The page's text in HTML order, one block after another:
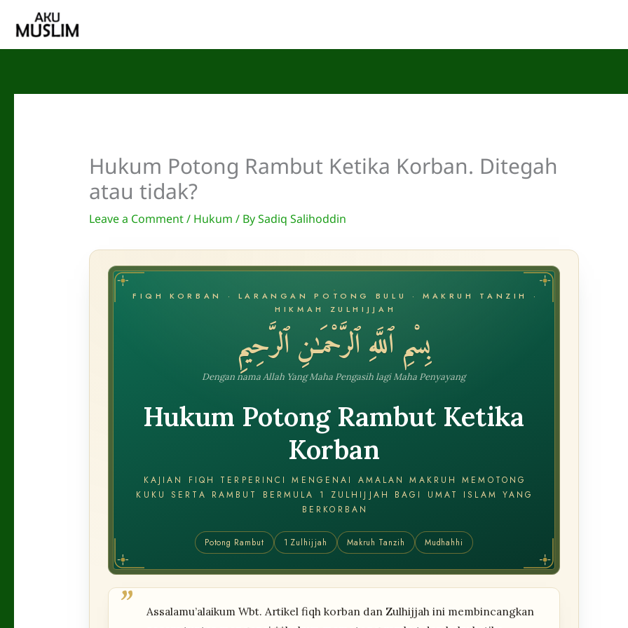
content
Hukum Potong Rambut Ketika Korban. Ditegah
atau tidak?
Leave a Comment/ Hukum / BySadiq Salihoddin
FIQH KORBAN · LARANGAN POTONG BULU · MAKRUH TANZIH ·
HIKMAH ZULHIJJAH
بِسْمِ ٱللَّهِ ٱلرَّحْمَـٰنِ ٱلرَّحِيمِ
Dengan nama Allah Yang Maha Pengasih lagi Maha Penyayang
Hukum Potong Rambut Ketika
Korban
KAJIAN FIQH TERPERINCI MENGENAI AMALAN MAKRUH MEMOTONG
KUKU SERTA RAMBUT BERMULA 1 ZULHIJJAH BAGI UMAT ISLAM YANG
BERKORBAN
Potong Rambut 1 Zulhijjah Makruh Tanzih Mudhahhi
”
Assalamu’alaikum Wbt. Artikel fiqh korban dan Zulhijjah ini membincangkan